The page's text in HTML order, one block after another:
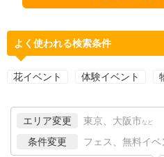
よく使われる検索条件
花イベント 体験イベント
エリア変更 東京、大阪市 など
条件変更 フェス、無料イベ